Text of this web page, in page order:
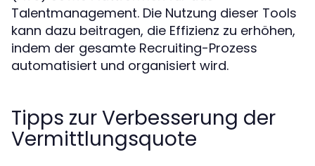
Talentmanagement. Die Nutzung dieser Tools
kann dazu beitragen, die Effizienz zu erhöhen,
indem der gesamte Recruiting-Prozess
automatisiert und organisiert wird.
Tipps zur Verbesserung der
Vermittlungsquote